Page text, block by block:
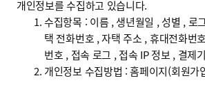
개인정보를 수집하고 있습니다.
수집항목 : 이름 , 생년월일 , 성별 , 로
택 전화번호 , 자택 주소 , 휴대전화번
번호 , 접속 로그 , 접속 IP 정보 , 결제
개인정보 수집방법 : 홈페이지(회원가